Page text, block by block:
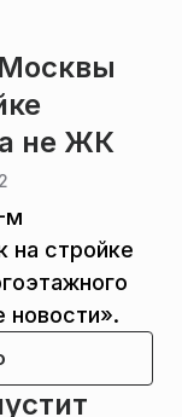
а не ЖК
м
на стройке